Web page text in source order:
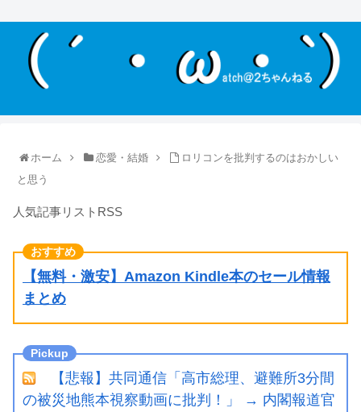
ホーム 恋愛・結婚
ロリコンを批判するのはおかしい
と思う
人気記事リストRSS
【無料・激安】Amazon Kindle本のセール情報
まとめ
【悲報】共同通信「高市総理、避難所3分間
の被災地熊本視察動画に批判！」 → 内閣報道官